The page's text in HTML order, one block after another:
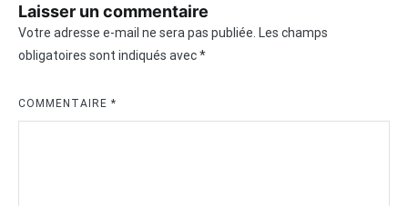
Laisser un commentaire
Votre adresse e-mail ne sera pas publiée. Les champs
obligatoires sont indiqués avec*
COMMENTAIRE *